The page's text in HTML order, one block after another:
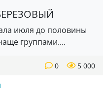
июля до половины
группами....
5 000
0